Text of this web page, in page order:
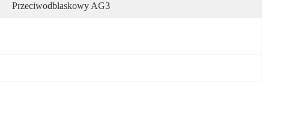
Przeciwodblaskowy AG3